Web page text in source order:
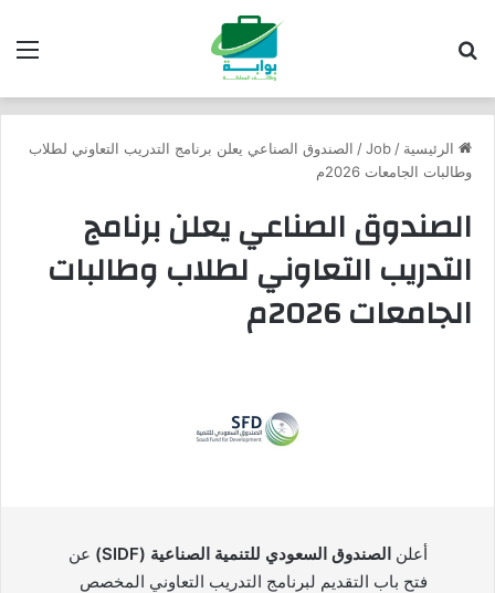
الرئيسية /
Job
/ الصندوق الصناعي يعلن برنامج التدريب التعاوني لطلاب
وطالبات الجامعات 2026م
الصندوق الصناعي يعلن برنامج
التدريب التعاوني لطلاب وطالبات
الجامعات 2026م
أعلن الصندوق السعودي للتنمية الصناعية (SIDF)
عن
فتح باب التقديم لبرنامج التدريب التعاوني المخصص